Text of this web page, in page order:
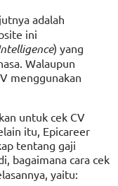
adalah
ini
) yang
Walaupun
menggunakan
untuk cek CV
itu, Epicareer
tentang gaji
bagaimana cara cek
yaitu: